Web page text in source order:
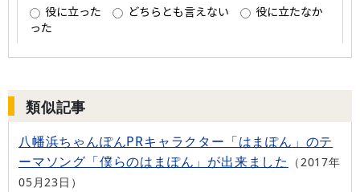
類似記事
八幡浜ちゃんぽんPRキャラクター「はまぽん」のテ
ーマソング「僕らのはまぽん」が出来ました
2017年
05月23日